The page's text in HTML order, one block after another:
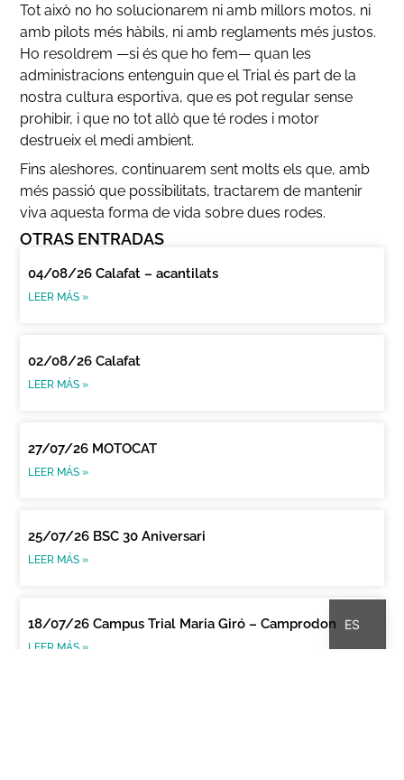
Tot això no ho solucionarem ni amb millors motos, ni
amb pilots més hàbils, ni amb reglaments més justos.
Ho resoldrem —si és que ho fem— quan les
administracions entenguin que el Trial és part de la
nostra cultura esportiva, que es pot regular sense
prohibir, i que no tot allò que té rodes i motor
destrueix el medi ambient.
Fins aleshores, continuarem sent molts els que, amb
més passió que possibilitats, tractarem de mantenir
viva aquesta forma de vida sobre dues rodes.
OTRAS ENTRADAS
04/08/26 Calafat – acantilats
LEER MÁS »
02/08/26 Calafat
LEER MÁS »
27/07/26 MOTOCAT
LEER MÁS »
25/07/26 BSC 30 Aniversari
LEER MÁS »
18/07/26 Campus Trial Maria Giró – Camprodon
LEER MÁS »
ES